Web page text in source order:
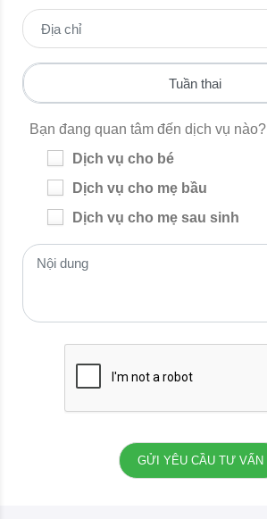
Bạn đang quan tâm đến dịch vụ nào?
Dịch vụ cho bé
Dịch vụ cho mẹ bầu
Dịch vụ cho mẹ sau sinh